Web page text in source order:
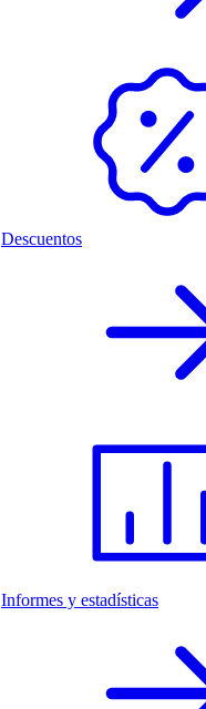
Descuentos
Informes y estadísticas